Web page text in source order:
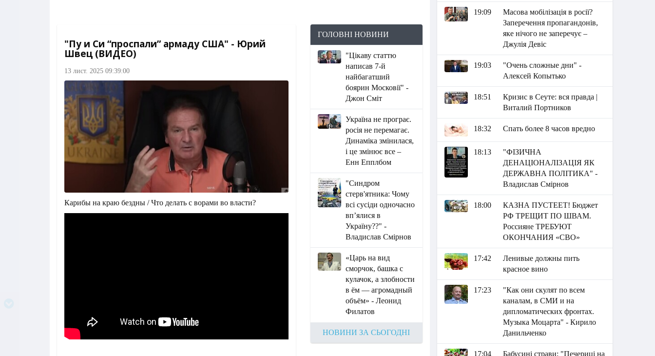
"Пу и Си “проспали” армаду США" - Юрий
Швец (ВИДЕО)
13 лист. 2025 09:39:00
Карибы на краю бездны / Что делать с ворами во власти?
ГОЛОВНІ НОВИНИ
"Цікаву статтю
написав 7-й
найбагатший
боярин Московії" -
Джон Сміт
Україна не програє.
росія не перемагає.
Динаміка змінилася,
і це змінює все –
Енн Епплбом
"Синдром
стерв'ятника: Чому
всі сусіди одночасно
вп’ялися в
Україну??" -
Владислав Смірнов
«Царь на вид
сморчок, башка с
кулачок, а злобности
в ём — агромадный
объём» - Леонид
Филатов
НОВИНИ ЗА СЬОГОДНІ
19:09
Масова мобілізація в росії?
Заперечення пропагандонів,
яке нічого не заперечує –
Джулія Девіс
19:03
"Очень сложные дни" -
Алексей Копытько
18:51
Кризис в Сеуте: вся правда |
Виталий Портников
18:32 Спать более 8 часов вредно
18:13
"ФІЗИЧНА
ДЕНАЦІОНАЛІЗАЦІЯ ЯК
ДЕРЖАВНА ПОЛІТИКА" -
Владислав Смірнов
18:00
КАЗНА ПУСТЕЕТ! Бюджет
РФ ТРЕЩИТ ПО ШВАМ.
Россияне ТРЕБУЮТ
ОКОНЧАНИЯ «СВО»
17:42
Ленивые должны пить
красное вино
17:23
"Как они скулят по всем
каналам, в СМИ и на
дипломатических фронтах.
Музыка Моцарта" - Кирило
Данильченко
17:04
Бабусині страви: "Печериці на